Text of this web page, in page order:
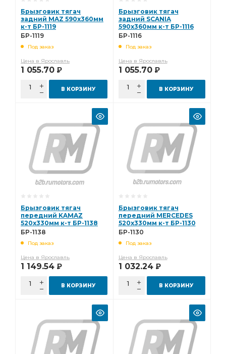
Брызговик тягач
задний MAZ 590х360мм
к-т БР-1119
БР-1119
Под заказ
Цена в Ярославль
1 055.70 Р
В КОРЗИНУ
Брызговик тягач
задний SCANIA
590х360мм к-т БР-1116
БР-1116
Под заказ
Цена в Ярославль
1 055.70 Р
В КОРЗИНУ
Брызговик тягач
передний KAMAZ
520х330мм к-т БР-1138
БР-1138
Под заказ
Цена в Ярославль
1 149.54 Р
В КОРЗИНУ
Брызговик тягач
передний MERCEDES
520х330мм к-т БР-1130
БР-1130
Под заказ
Цена в Ярославль
1 032.24 Р
В КОРЗИНУ